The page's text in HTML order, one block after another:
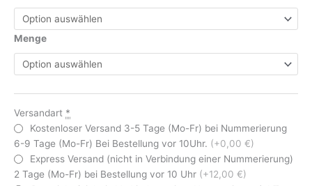
Menge
Versandart *
Kostenloser Versand 3-5 Tage (Mo-Fr) bei Nummerierung
6-9 Tage (Mo-Fr) Bei Bestellung vor 10Uhr. (+0,00 €)
Express Versand (nicht in Verbindung einer Nummerierung)
2 Tage (Mo-Fr) bei Bestellung vor 10 Uhr (+12,00 €)